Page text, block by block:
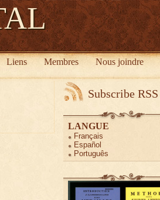
Liens Membres Nous joindre
Subscribe RSS
LANGUE
Français
Español
Português